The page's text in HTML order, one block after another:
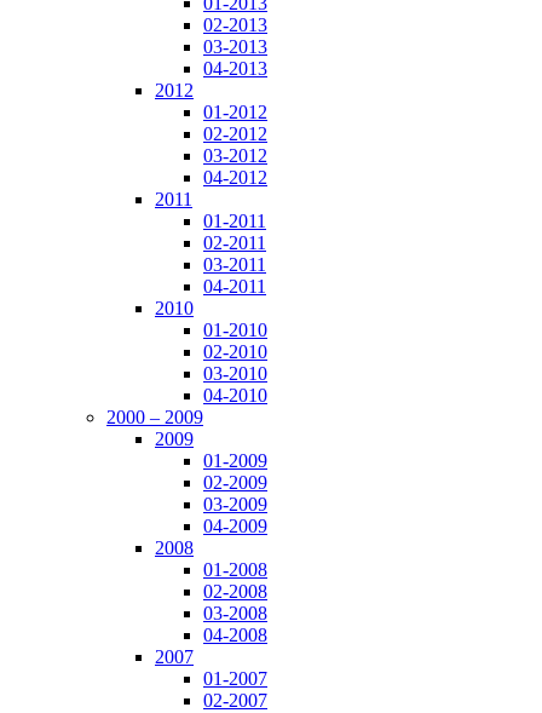
02-2013
03-2013
04-2013
2012
01-2012
02-2012
03-2012
04-2012
2011
01-2011
02-2011
03-2011
04-2011
2010
01-2010
02-2010
03-2010
04-2010
2000 – 2009
2009
01-2009
02-2009
03-2009
04-2009
2008
01-2008
02-2008
03-2008
04-2008
2007
01-2007
02-2007